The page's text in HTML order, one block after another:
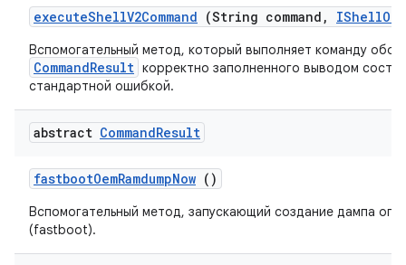
executeShellV2Command (String command , IShell
Вспомогательный метод, который выполняет команду
CommandResult корректно заполненного выводом
стандартной ошибкой.
abstract CommandResult
fastbootOemRamdumpNow ()
Вспомогательный метод, запускающий создание дампа
(fastboot).